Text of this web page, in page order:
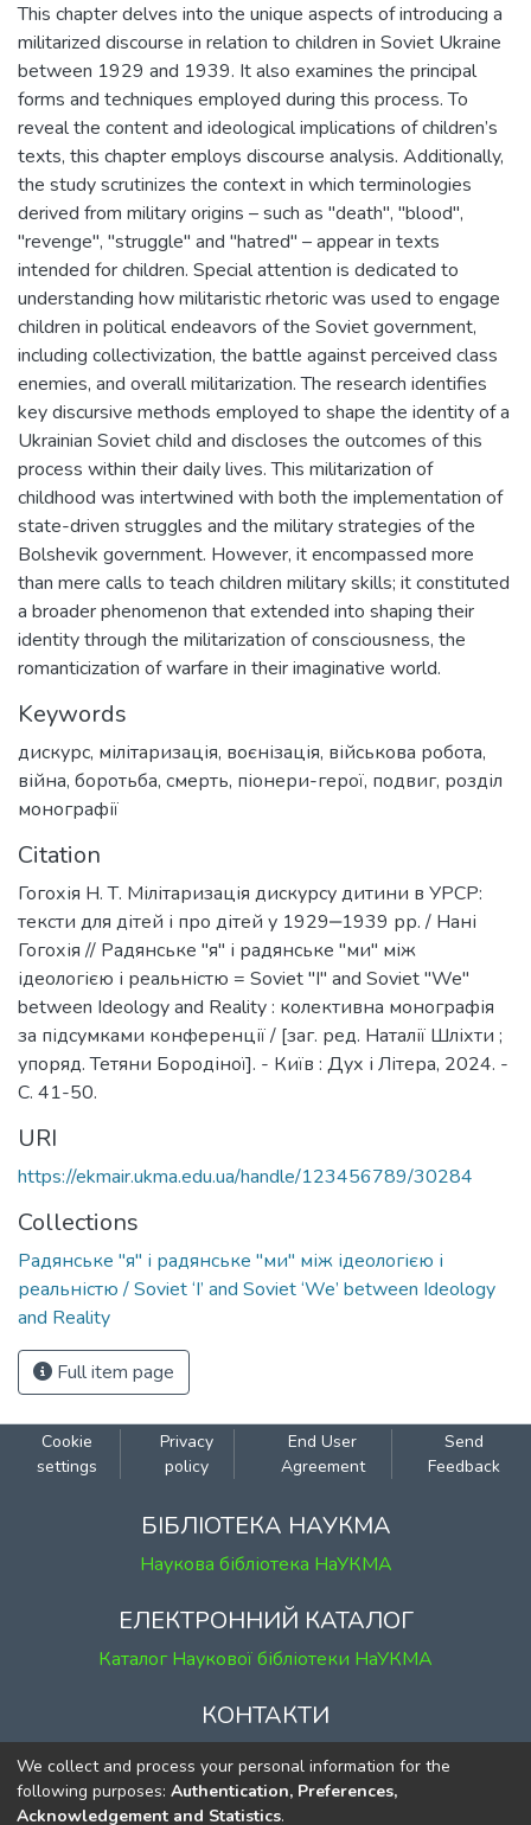
This chapter delves into the unique aspects of introducing a
militarized discourse in relation to children in Soviet Ukraine
between 1929 and 1939. It also examines the principal
forms and techniques employed during this process. To
reveal the content and ideological implications of children’s
texts, this chapter employs discourse analysis. Additionally,
the study scrutinizes the context in which terminologies
derived from military origins – such as "death", "blood",
"revenge", "struggle" and "hatred" – appear in texts
intended for children. Special attention is dedicated to
understanding how militaristic rhetoric was used to engage
children in political endeavors of the Soviet government,
including collectivization, the battle against perceived class
enemies, and overall militarization. The research identifies
key discursive methods employed to shape the identity of a
Ukrainian Soviet child and discloses the outcomes of this
process within their daily lives. This militarization of
childhood was intertwined with both the implementation of
state-driven struggles and the military strategies of the
Bolshevik government. However, it encompassed more
than mere calls to teach children military skills; it constituted
a broader phenomenon that extended into shaping their
identity through the militarization of consciousness, the
romanticization of warfare in their imaginative world.
Keywords
дискурс, мілітаризація, воєнізація, військова робота,
війна, боротьба, смерть, піонери-герої, подвиг, розділ
монографії
Citation
Гогохія Н. Т. Мілітаризація дискурсу дитини в УРСР:
тексти для дітей і про дітей у 1929‒1939 рр. / Нані
Гогохія // Радянське "я" і радянське "ми" між
ідеологією і реальністю = Soviet "I" and Soviet "We"
between Ideology and Reality : колективна монографія
за підсумками конференції / [заг. ред. Наталії Шліхти ;
упоряд. Тетяни Бородіної]. - Київ : Дух і Літера, 2024. -
C. 41-50.
URI
https://ekmair.ukma.edu.ua/handle/123456789/30284
Collections
Радянське "я" і радянське "ми" між ідеологією і
реальністю / Soviet ‘I’ and Soviet ‘We’ between Ideology
and Reality
Full item page
Cookie
settings
Privacy
policy
End User
Agreement
Send
Feedback
БІБЛІОТЕКА НАУКМА
Наукова бібліотека НаУКМА
ЕЛЕКТРОННИЙ КАТАЛОГ
Каталог Наукової бібліотеки НаУКМА
КОНТАКТИ
м. Київ, вул. Григорія Сковороди, 2
к. 1, к. 120
We collect and process your personal information for the
following purposes: Authentication, Preferences,
Acknowledgement and Statistics.